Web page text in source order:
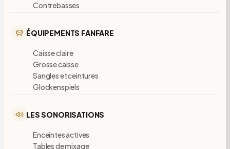
Contrebasses
ÉQUIPEMENTS FANFARE
Caisse claire
Grosse caisse
Sangles et ceintures
Glockenspiels
LES SONORISATIONS
Enceintes actives
Tables de mixage